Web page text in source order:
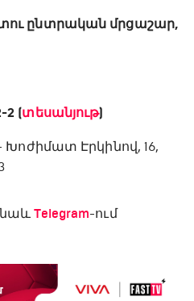
ընտրական մրցաշար,
2 (տեսանյութ)
Խոժիմատ Էրկինով, 16,
նաև Telegram-ում